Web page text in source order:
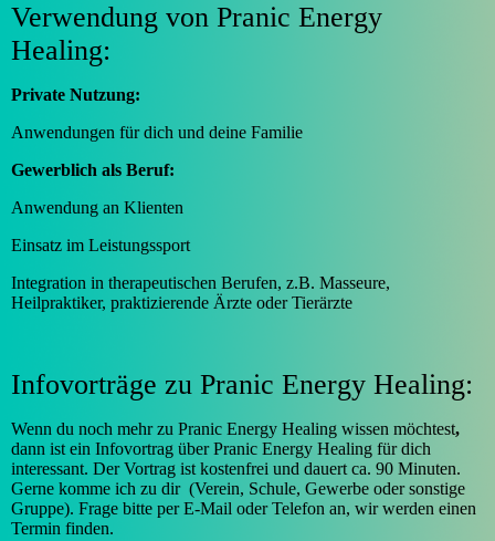
Verwendung von Pranic Energy
Healing:
Private Nutzung:
Anwendungen für dich und deine Familie
Gewerblich als Beruf:
Anwendung an Klienten
Einsatz im Leistungssport
Integration in therapeutischen Berufen, z.B. Masseure,
Heilpraktiker, praktizierende Ärzte oder Tierärzte
Infovorträge zu Pranic Energy Healing:
Wenn du noch mehr zu Pranic Energy Healing wissen möchtest,
dann ist ein Infovortrag über Pranic Energy Healing für dich
interessant. Der Vortrag ist kostenfrei und dauert ca. 90 Minuten.
Gerne komme ich zu dir (Verein, Schule, Gewerbe oder sonstige
Gruppe). Frage bitte per E-Mail oder Telefon an, wir werden einen
Termin finden.